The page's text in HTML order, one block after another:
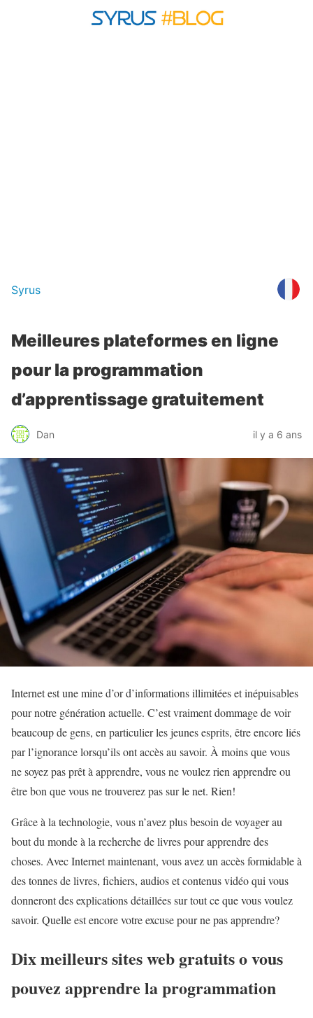
Syrus
Meilleures plateformes en ligne
pour la programmation
d’apprentissage gratuitement
Dan il y a 6 ans
Internet est une mine d’or d’informations illimitées et inépuisables
pour notre génération actuelle. C’est vraiment dommage de voir
beaucoup de gens, en particulier les jeunes esprits, être encore liés
par l’ignorance lorsqu’ils ont accès au savoir. À moins que vous
ne soyez pas prêt à apprendre, vous ne voulez rien apprendre ou
être bon que vous ne trouverez pas sur le net. Rien!
Grâce à la technologie, vous n’avez plus besoin de voyager au
bout du monde à la recherche de livres pour apprendre des
choses. Avec Internet maintenant, vous avez un accès formidable à
des tonnes de livres, fichiers, audios et contenus vidéo qui vous
donneront des explications détaillées sur tout ce que vous voulez
savoir. Quelle est encore votre excuse pour ne pas apprendre?
Dix meilleurs sites web gratuits o vous
pouvez apprendre la programmation